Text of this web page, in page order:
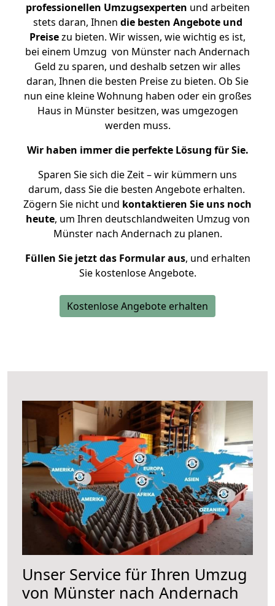
professionellen Umzugsexperten und arbeiten
stets daran, Ihnen die besten Angebote und
Preisezu bieten. Wir wissen, wie wichtig es ist,
bei einem Umzug von Münster nach Andernach
Geld zu sparen, und deshalb setzen wir alles
daran, Ihnen die besten Preise zu bieten. Ob Sie
nun eine kleine Wohnung haben oder ein großes
Haus in Münster besitzen, was umgezogen
werden muss.
Wir haben immer die perfekte Lösung für Sie.
Sparen Sie sich die Zeit – wir kümmern uns
darum, dass Sie die besten Angebote erhalten.
Zögern Sie nicht und kontaktieren Sie uns noch
heute, um Ihren deutschlandweiten Umzug von
Münster nach Andernach zu planen.
Füllen Sie jetzt das Formular aus, und erhalten
Sie kostenlose Angebote.
Kostenlose Angebote erhalten
Unser Service für Ihren Umzug
von Münster nach Andernach